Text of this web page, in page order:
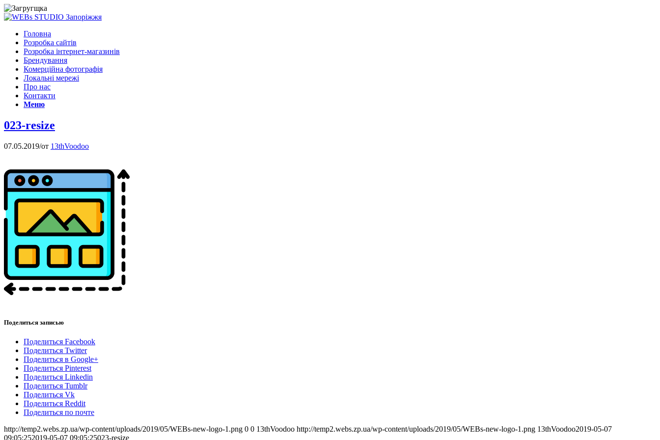
Головна
Розробка сайтів
Розробка інтернет-магазинів
Брендування
Комерційна фотографія
Локальні мережі
Про нас
Контакти
Меню
023-resize
07.05.2019/от 13thVoodoo
Поделиться записью
Поделиться Facebook
Поделиться Twitter
Поделиться в Google+
Поделиться Pinterest
Поделиться Linkedin
Поделиться Tumblr
Поделиться Vk
Поделиться Reddit
Поделиться по почте
http://temp2.webs.zp.ua/wp-content/uploads/2019/05/WEBs-new-logo-1.png 0 0 13thVoodoo http://temp2.webs.zp.ua/wp-content/uploads/2019/05/WEBs-new-logo-1.png 13thVoodoo2019-05-07
09:05:252019-05-07 09:05:25023-resize